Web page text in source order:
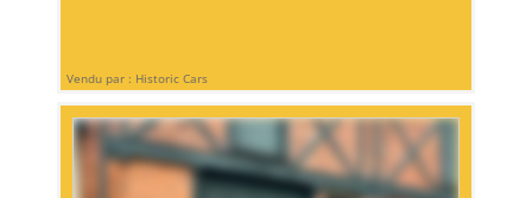
Vendu par : Historic Cars